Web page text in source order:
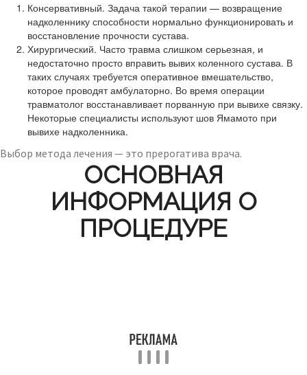
Консервативный. Задача такой терапии — возвращение
надколеннику способности нормально функционировать и
восстановление прочности сустава.
Хирургический. Часто травма слишком серьезная, и
недостаточно просто вправить вывих коленного сустава. В
таких случаях требуется оперативное вмешательство,
которое проводят амбулаторно. Во время операции
травматолог восстанавливает порванную при вывихе связку.
Некоторые специалисты используют шов Ямамото при
вывихе надколенника.
Выбор метода лечения — это прерогатива врача.
ОСНОВНАЯ
ИНФОРМАЦИЯ О
ПРОЦЕДУРЕ